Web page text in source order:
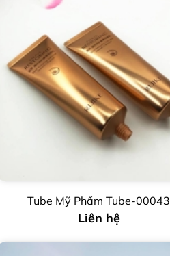
Tube Mỹ Phẩm Tube-00043
Liên hệ